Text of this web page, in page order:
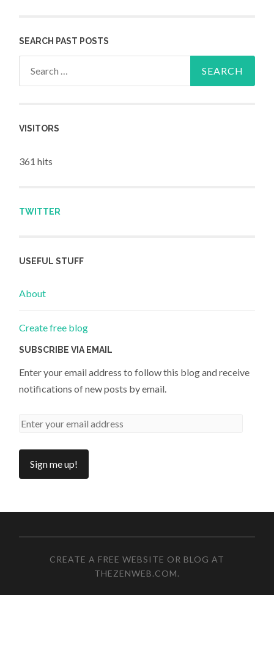
SEARCH PAST POSTS
VISITORS
361 hits
TWITTER
USEFUL STUFF
About
Create free blog
SUBSCRIBE VIA EMAIL
Enter your email address to follow this blog and receive
notifications of new posts by email.
CREATE A FREE WEBSITE OR BLOG AT
THEZENWEB.COM.